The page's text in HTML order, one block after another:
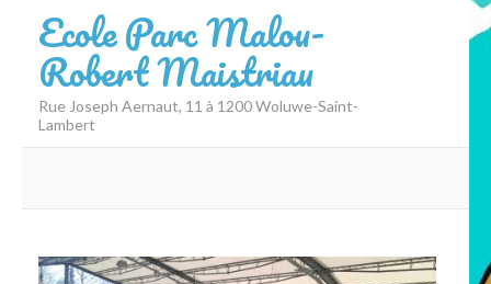
Ecole Parc Malou-
Robert Maistriau
Rue Joseph Aernaut, 11 à 1200 Woluwe-Saint-
Lambert